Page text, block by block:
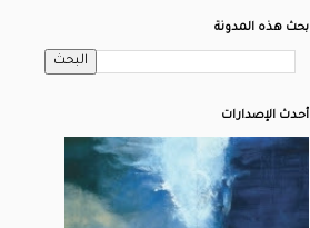
بحث هذه المدونة
أحدث الإصدارات